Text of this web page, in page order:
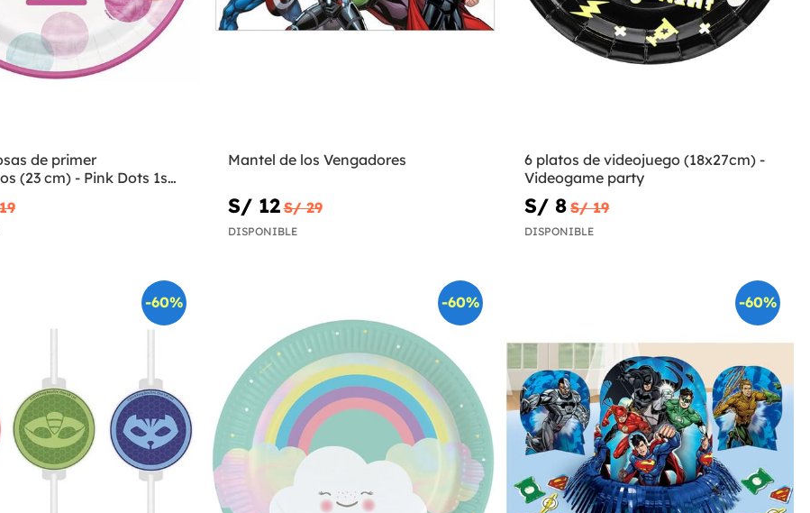
de primer
(23 cm) - Pink Dots 1st
Mantel de los Vengadores
S/ 12 S/ 29
DISPONIBLE
6 platos de videojuego (18x27cm) -
Videogame party
S/ 8 S/ 19
DISPONIBLE
-60% -60% -60%